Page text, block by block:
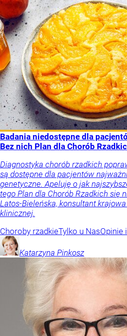
Badania niedostępne dla
Bez nich Plan dla Chorób
Diagnostyka chorób rzadkich
są dostępne dla pacjentów
genetyczne. Apeluję o jak
tego Plan dla Chorób Rzadkich się
Latos-Bieleńska, konsultant
klinicznej.
Choroby rzadkieTylko u NasOpinie
Katarzyna Pinkosz